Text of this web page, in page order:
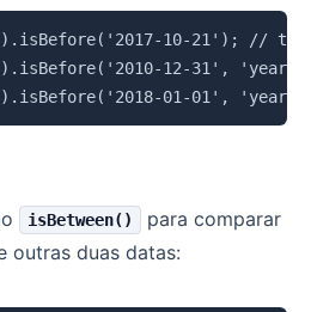
10-21'); //
12-31',
Copiar
isBetween()
para comparar
outras duas datas: